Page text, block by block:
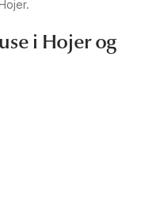
i Hojer og